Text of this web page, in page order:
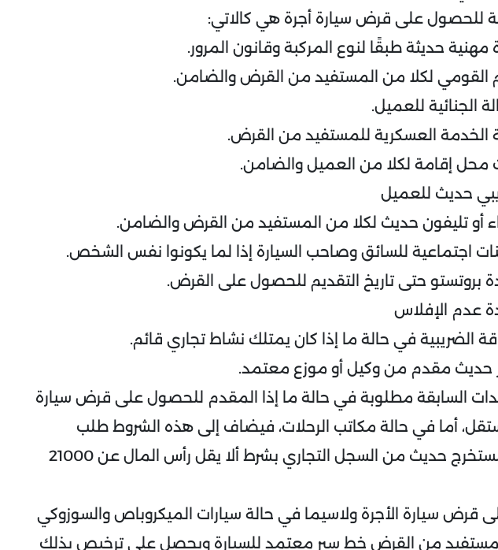
للحصول على قرض سيارة أجرة هي كالاتي:
حديثة طبقًا لنوع المركبة وقانون المرور.
القومي لكلا من المستفيد من القرض والضامن.
الجنائية للعميل.
الخدمة العسكرية للمستفيد من القرض.
محل إقامة لكلا من العميل والضامن.
حديث للعميل
أو تليفون حديث لكلا من المستفيد من القرض والضامن.
اجتماعية للسائق وصاحب السيارة إذا لما يكونوا نفس الشخص.
بروتستو حتى تاريخ التقديم للحصول على القرض.
عدم الإفلاس
الضريبية في حالة ما إذا كان يمتلك نشاط تجاري قائم.
حديث مقدم من وكيل أو موزع معتمد.
السابقة مطلوبة في حالة ما إذا المقدم للحصول على قرض سيارة
أما في حالة مكاتب الرحلات، فيضاف إلى هذه الشروط طلب
الحصول على مستخرج حديث من السجل التجاري بشرط ألا يقل رأس المال عن 21000
قرض سيارة الأجرة ولاسيما في حالة سيارات الميكروباص والسوزوكي
من القرض خط سير معتمد للسيارة ويحصل على ترخيص بذلك